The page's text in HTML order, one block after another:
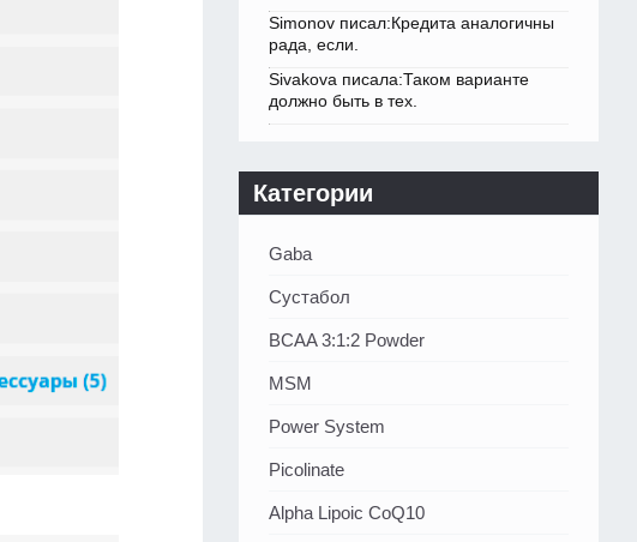
Simonov писал:Кредита аналогичны
рада, если.
Sivakova писала:Таком варианте
должно быть в тех.
Категории
Gaba
Сустабол
BCAA 3:1:2 Powder
MSM
Power System
Picolinate
Alpha Lipoic CoQ10